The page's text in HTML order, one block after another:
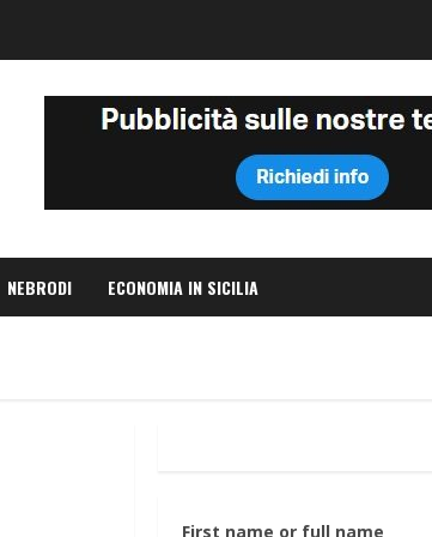
NEBRODI ECONOMIA IN SICILIA
First name or full name